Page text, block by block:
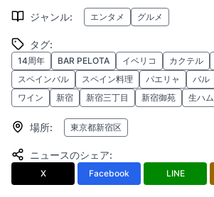
ジャンル: エンタメ グルメ
タグ:
14周年 BAR PELOTA イベリコ カクテル
スペインバル
スペイン料理 パエリャ バル
ワイン
新宿 新宿三丁目 新宿御苑 生ハム
場所: 東京都新宿区
ニュースのシェア:
X Facebook LINE